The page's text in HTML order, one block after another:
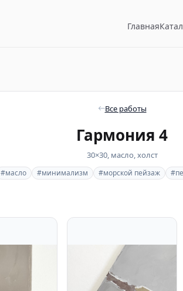
Главная
Все работы
Гармония 4
30×30, масло, холст
#масло #минимализм #морской пейзаж